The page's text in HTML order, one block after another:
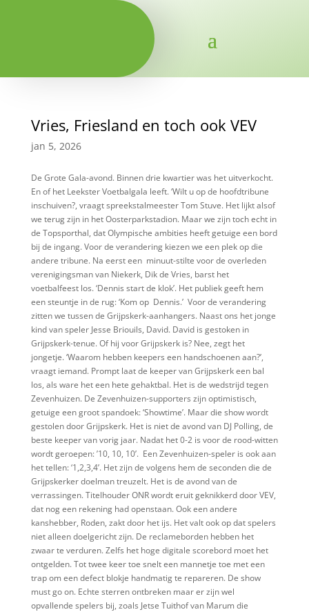
Vries, Friesland en toch ook VEV
jan 5, 2026
De Grote Gala-avond. Binnen drie kwartier was het uitverkocht.
En of het Leekster Voetbalgala leeft. ‘Wilt u op de hoofdtribune
inschuiven?, vraagt spreekstalmeester Tom Stuve. Het lijkt alsof
we terug zijn in het Oosterparkstadion. Maar we zijn toch echt in
de Topsporthal, dat Olympische ambities heeft getuige een bord
bij de ingang. Voor de verandering kiezen we een plek op die
andere tribune. Na eerst een minuut-stilte voor de overleden
verenigingsman van Niekerk, Dik de Vries, barst het
voetbalfeest los. ‘Dennis start de klok’. Het publiek geeft hem
een steuntje in de rug: ‘Kom op Dennis.’ Voor de verandering
zitten we tussen de Grijpskerk-aanhangers. Naast ons het jonge
kind van speler Jesse Briouils, David. David is gestoken in
Grijpskerk-tenue. Of hij voor Grijpskerk is? Nee, zegt het
jongetje. ‘Waarom hebben keepers een handschoenen aan?’,
vraagt iemand. Prompt laat de keeper van Grijpskerk een bal
los, als ware het een hete gehaktbal. Het is de wedstrijd tegen
Zevenhuizen. De Zevenhuizen-supporters zijn optimistisch,
getuige een groot spandoek: ‘Showtime’. Maar die show wordt
gestolen door Grijpskerk. Het is niet de avond van DJ Polling, de
beste keeper van vorig jaar. Nadat het 0-2 is voor de rood-witten
wordt geroepen: ’10, 10, 10’. Een Zevenhuizen-speler is ook aan
het tellen: ‘1,2,3,4’. Het zijn de volgens hem de seconden die de
Grijpskerker doelman treuzelt. Het is de avond van de
verrassingen. Titelhouder ONR wordt eruit geknikkerd door VEV,
dat nog een rekening had openstaan. Ook een andere
kanshebber, Roden, zakt door het ijs. Het valt ook op dat spelers
niet alleen doelgericht zijn. De reclameborden hebben het
zwaar te verduren. Zelfs het hoge digitale scorebord moet het
ontgelden. Tot twee keer toe snelt een mannetje toe met een
trap om een defect blokje handmatig te repareren. De show
must go on. Echte sterren ontbreken maar er zijn wel
opvallende spelers bij, zoals Jetse Tuithof van Marum die